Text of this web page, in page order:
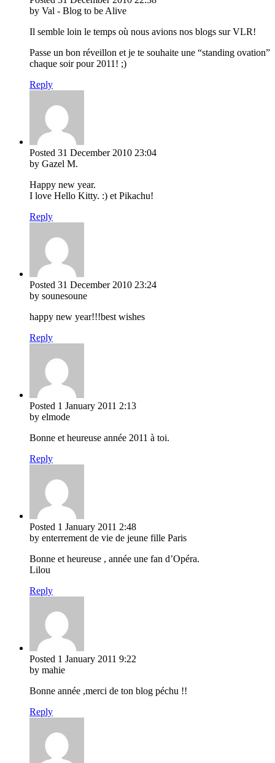
by Val - Blog to be Alive
Il semble loin le temps où nous avions nos blogs sur VLR!
Passe un bon réveillon et je te souhaite une “standing ovation”
chaque soir pour 2011! ;)
Reply
Posted 31 December 2010 23:04
by Gazel M.
Happy new year.
I love Hello Kitty. :) et Pikachu!
Reply
Posted 31 December 2010 23:24
by sounesoune
happy new year!!!best wishes
Reply
Posted 1 January 2011 2:13
by elmode
Bonne et heureuse année 2011 à toi.
Reply
Posted 1 January 2011 2:48
by enterrement de vie de jeune fille Paris
Bonne et heureuse , année une fan d’Opéra.
Lilou
Reply
Posted 1 January 2011 9:22
by mahie
Bonne année ,merci de ton blog péchu !!
Reply